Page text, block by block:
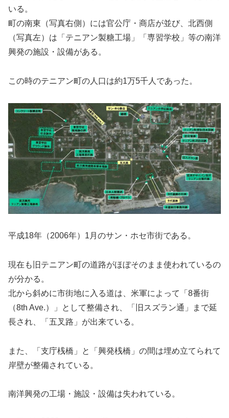
いる。
町の南東（写真右側）には官公庁・商店が並び、北西側
（写真左）は「テニアン製糖工場」「専習学校」等の南洋
興発の施設・設備がある。
この時のテニアン町の人口は約1万5千人であった。
平成18年（2006年）1月のサン・ホセ市街である。
現在も旧テニアン町の道路がほぼそのまま使われているの
が分かる。
北から斜めに市街地に入る道は、米軍によって「8番街
（8th Ave.）」として整備され、「旧スズラン通」まで延
長され、「五叉路」が出来ている。
また、「支庁桟橋」と「興発桟橋」の間は埋め立てられて
岸壁が整備されている。
南洋興発の工場・施設・設備は失われている。